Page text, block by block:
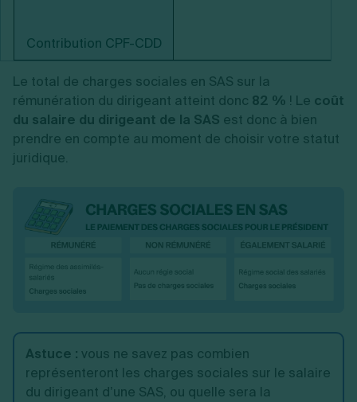
Contribution CPF-CDD
Le total de charges sociales en SAS sur la
rémunération du dirigeant atteint donc 82 % ! Le coût
du salaire du dirigeant de la SAS est donc à bien
prendre en compte au moment de choisir votre statut
juridique.
Astuce : vous ne savez pas combien
représenteront les charges sociales sur le salaire
du dirigeant d’une SAS, ou quelle sera la